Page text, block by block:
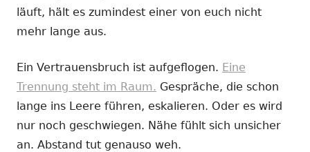
läuft, hält es zumindest einer von euch nicht
mehr lange aus.
Ein Vertrauensbruch ist aufgeflogen. Eine
Trennung steht im Raum. Gespräche, die schon
lange ins Leere führen, eskalieren. Oder es wird
nur noch geschwiegen. Nähe fühlt sich unsicher
an. Abstand tut genauso weh.